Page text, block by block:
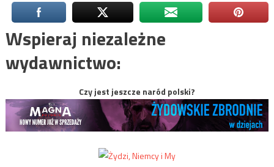
Wspieraj niezależne
wydawnictwo:
Czy jest jeszcze naród polski?